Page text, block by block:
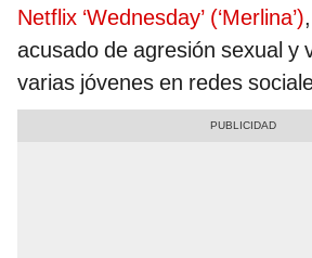
Netflix ‘Wednesday’ (‘Merlina’)
acusado de agresión sexual y
varias jóvenes en redes